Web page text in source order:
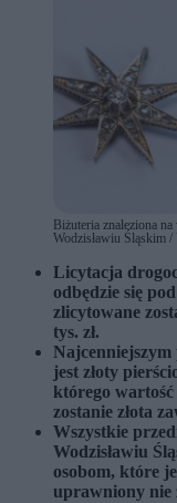
Biżuteria znaleziona
Wodzisławiu Śląskim
Licytacja
odbędzie się
zlicytowane
tys. zł.
jest złoty
którego wartość
zostanie złota
Wszystkie
Wodzisławiu
osobom, które
uprawniony nie